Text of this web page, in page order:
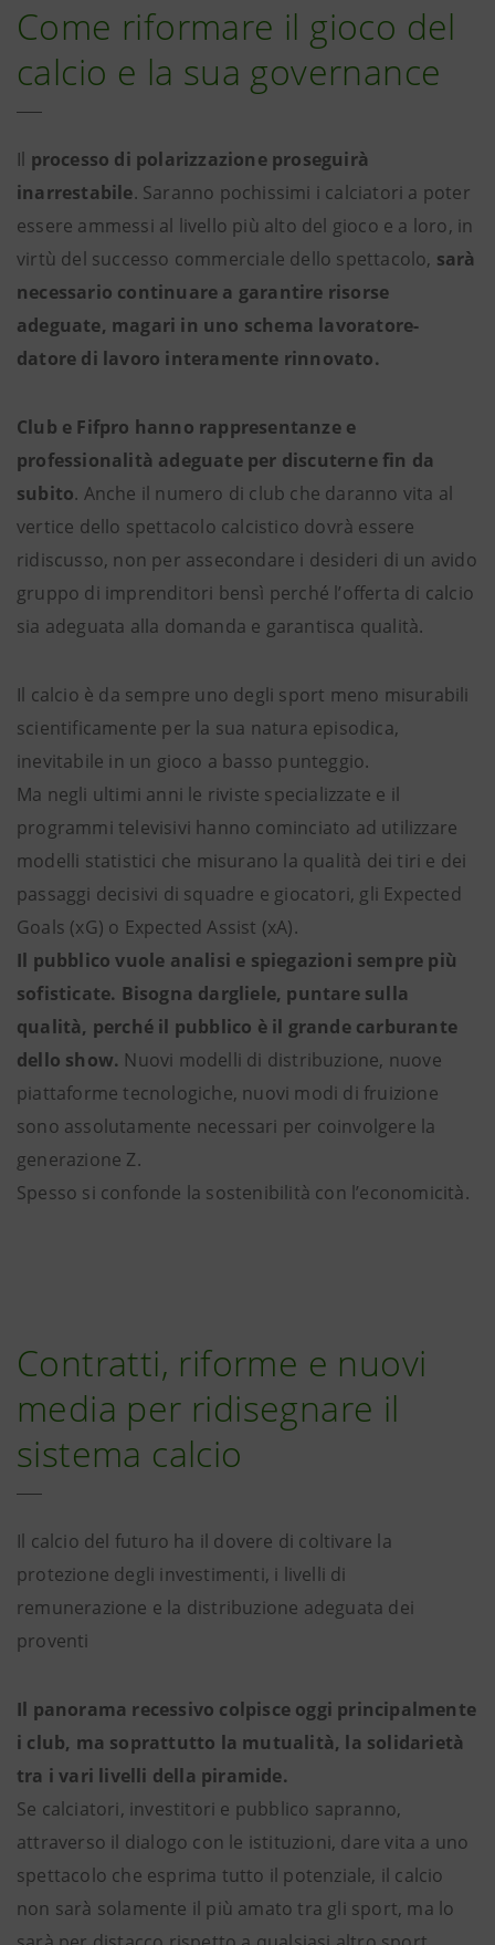
Come riformare il gioco del
calcio e la sua governance
Il processo di polarizzazione proseguirà
inarrestabile. Saranno pochissimi i calciatori a poter
essere ammessi al livello più alto del gioco e a loro, in
virtù del successo commerciale dello spettacolo, sarà
necessario continuare a garantire risorse
adeguate, magari in uno schema lavoratore-
datore di lavoro interamente rinnovato.
Club e Fifpro hanno rappresentanze e
professionalità adeguate per discuterne fin da
subito. Anche il numero di club che daranno vita al
vertice dello spettacolo calcistico dovrà essere
ridiscusso, non per assecondare i desideri di un avido
gruppo di imprenditori bensì perché l’offerta di calcio
sia adeguata alla domanda e garantisca qualità.
Il calcio è da sempre uno degli sport meno misurabili
scientificamente per la sua natura episodica,
inevitabile in un gioco a basso punteggio.
Ma negli ultimi anni le riviste specializzate e il
programmi televisivi hanno cominciato ad utilizzare
modelli statistici che misurano la qualità dei tiri e dei
passaggi decisivi di squadre e giocatori, gli Expected
Goals (xG) o Expected Assist (xA).
Il pubblico vuole analisi e spiegazioni sempre più
sofisticate. Bisogna dargliele, puntare sulla
qualità, perché il pubblico è il grande carburante
dello show. Nuovi modelli di distribuzione, nuove
piattaforme tecnologiche, nuovi modi di fruizione
sono assolutamente necessari per coinvolgere la
generazione Z.
Spesso si confonde la sostenibilità con l’economicità.
Contratti, riforme e nuovi
media per ridisegnare il
sistema calcio
Il calcio del futuro ha il dovere di coltivare la
protezione degli investimenti, i livelli di
remunerazione e la distribuzione adeguata dei
proventi
Il panorama recessivo colpisce oggi principalmente
i club, ma soprattutto la mutualità, la solidarietà
tra i vari livelli della piramide.
Se calciatori, investitori e pubblico sapranno,
attraverso il dialogo con le istituzioni, dare vita a uno
spettacolo che esprima tutto il potenziale, il calcio
non sarà solamente il più amato tra gli sport, ma lo